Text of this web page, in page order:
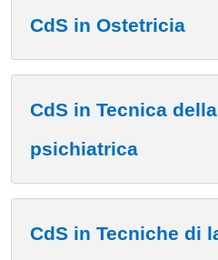
CdS in Ostetricia
CdS in Tecnica
psichiatrica
CdS in Tecniche di